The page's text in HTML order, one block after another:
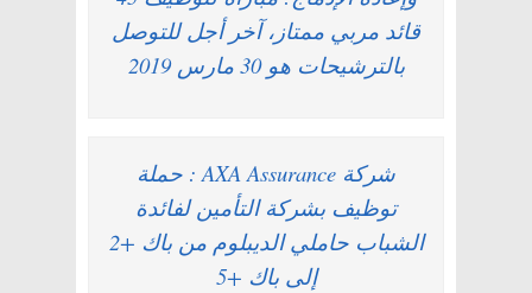
قائد مربي ممتاز، آخر أجل للتوصل
بالترشيحات هو 30 مارس 2019
شركة AXA Assurance : حملة
توظيف بشركة التأمين لفائدة
الشباب حاملي الديبلوم من باك +2
إلى باك +5